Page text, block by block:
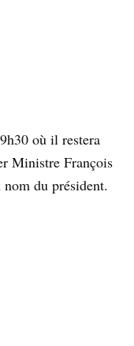
où il restera
Ministre François
du président.